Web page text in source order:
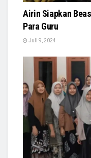
Airin Siapkan
Para Guru
Juli 9, 2024